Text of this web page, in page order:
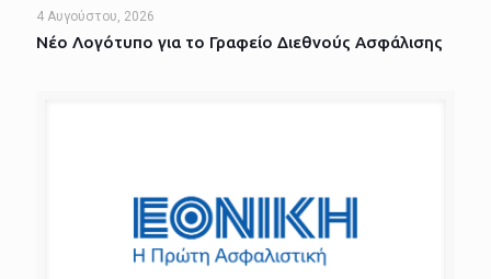
4 Αυγούστου, 2026
Νέο Λογότυπο για το Γραφείο Διεθνούς Ασφάλισης